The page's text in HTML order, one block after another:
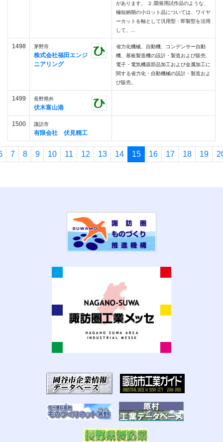
があります。 ２.開発用試作品のような、
極短納期の小ロット品については、ワイヤ
ーカットを軸として汎用型・即製型を活用
して、...
1498 茅野市
株式会社福田エンジ
ニアリング
省力化機械、自動機、コンデンサー自動
機、基板製造機の設計・製造および販売.
電子・電気機器部品加工および金属加工に
関する省力化・自動機械の設計・製造およ
び販売。
1499 長野県外
伏木富山港
1500 諏訪市
有限会社 伏見精工
7 8 9 10 11 12 13 14 15 16 17 18 19